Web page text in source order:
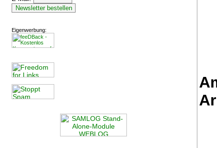
Eigenwerbung: